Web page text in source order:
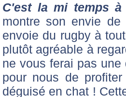
C'est la mi temps à
montre son envie de
envoie du rugby à
plutôt agréable à
ne vous ferai pas
pour nous de
déguisé en chat !